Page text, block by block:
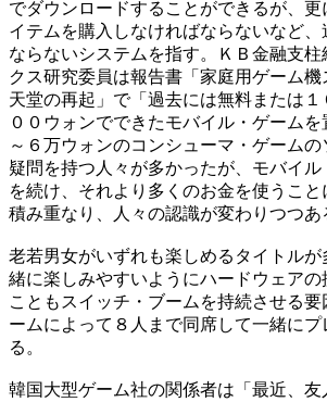
でダウンロードすることができるが、
イテムを購入しなければならないなど
ならないシステムを指す。ＫＢ金融支
クス研究委員は報告書「家庭用ゲーム
天堂の再起」で「過去には無料または１
００ウォンでできたモバイル・ゲーム
～６万ウォンのコンシューマ・ゲーム
疑問を持つ人々が多かったが、モバイル
を続け、それより多くのお金を使うこ
積み重なり、人々の認識が変わりつつあ
老若男女がいずれも楽しめるタイトル
緒に楽しみやすいようにハードウェアの
こともスイッチ・ブームを持続させる
ームによって８人まで同席して一緒にプ
る。
韓国大型ゲーム社の関係者は「最近、